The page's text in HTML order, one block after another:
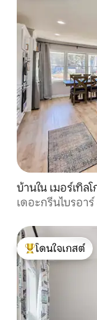
บ้านใน เมอร์เทิล
เดอะกรีนไบรอา
โดนใจเกสต์ที่สุด
โดนใจเกสต์